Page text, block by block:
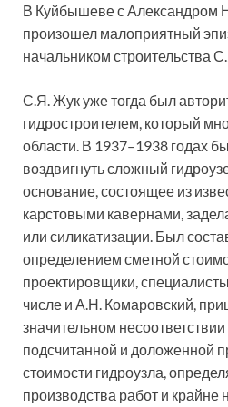
В Куйбышеве с Александром
произошел малоприятный
начальником строительства
С.Я. Жук уже тогда был
гидростроителем, который
области. В 1937–1938 годах
воздвигнуть сложный
основание, состоящее из
карстовыми кавернами,
или силикатизации. Был
определением сметной
проектировщики,
числе и А.Н. Комаровский,
значительном
подсчитанной и доложенной
стоимости гидроузла,
производства работ и крайне